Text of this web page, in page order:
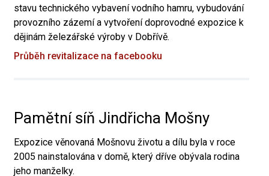
stavu technického vybavení vodního hamru, vybudování
provozního zázemí a vytvoření doprovodné expozice k
dějinám železářské výroby v Dobřívě.
Průběh revitalizace na facebooku
Pamětní síň Jindřicha Mošny
Expozice věnovaná Mošnovu životu a dílu byla v roce
2005 nainstalována v domě, který dříve obývala rodina
jeho manželky.